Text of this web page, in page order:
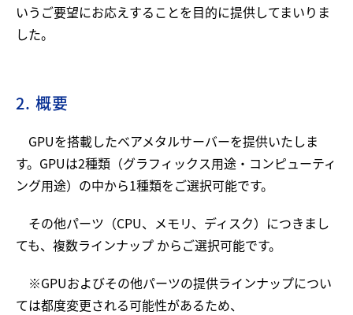
いうご要望にお応えすることを目的に提供してまいりま
した。
2. 概要
GPUを搭載したベアメタルサーバーを提供いたしま
す。GPUは2種類（グラフィックス用途・コンピューティ
ング用途）の中から1種類をご選択可能です。
その他パーツ（CPU、メモリ、ディスク）につきまし
ても、複数ラインナップ からご選択可能です。
※GPUおよびその他パーツの提供ラインナップについ
ては都度変更される可能性があるため、